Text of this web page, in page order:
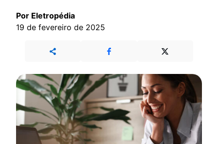
Por Eletropédia
19 de fevereiro de 2025